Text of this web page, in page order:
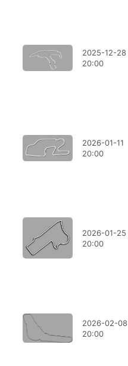
2025-12-28
20:00
2026-01-11
20:00
2026-01-25
20:00
2026-02-08
20:00